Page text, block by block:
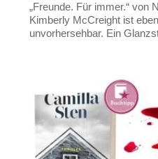
„Freunde. Für immer.“ von
Kimberly McCreight ist
unvorhersehbar. Ein